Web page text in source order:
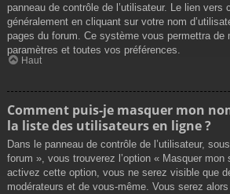
panneau de contrôle de l’utilisateur. Le lien vers
généralement en cliquant sur votre nom
pages du forum. Ce système vous permettra de
paramètres et toutes vos préférences.
Haut
Comment puis-je masquer mon
la liste des utilisateurs en ligne ?
Dans le panneau de contrôle de l’utilisateur,
forum », vous trouverez l’option « Masquer
activez cette option, vous ne serez visible que
modérateurs et de vous-même. Vous serez